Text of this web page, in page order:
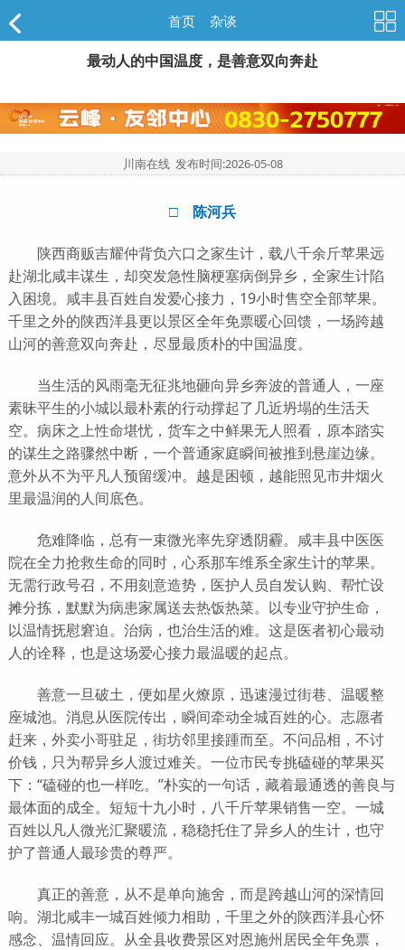
首页 杂谈
最动人的中国温度，是善意双向奔赴
川南在线 发布时间:2026-05-08
□ 陈河兵
陕西商贩吉耀仲背负六口之家生计，载八千余斤苹果远
赴湖北咸丰谋生，却突发急性脑梗塞病倒异乡，全家生计陷
入困境。咸丰县百姓自发爱心接力，19小时售空全部苹果。
千里之外的陕西洋县更以景区全年免票暖心回馈，一场跨越
山河的善意双向奔赴，尽显最质朴的中国温度。
当生活的风雨毫无征兆地砸向异乡奔波的普通人，一座
素昧平生的小城以最朴素的行动撑起了几近坍塌的生活天
空。病床之上性命堪忧，货车之中鲜果无人照看，原本踏实
的谋生之路骤然中断，一个普通家庭瞬间被推到悬崖边缘。
意外从不为平凡人预留缓冲。越是困顿，越能照见市井烟火
里最温润的人间底色。
危难降临，总有一束微光率先穿透阴霾。咸丰县中医医
院在全力抢救生命的同时，心系那车维系全家生计的苹果。
无需行政号召，不用刻意造势，医护人员自发认购、帮忙设
摊分拣，默默为病患家属送去热饭热菜。以专业守护生命，
以温情抚慰窘迫。治病，也治生活的难。这是医者初心最动
人的诠释，也是这场爱心接力最温暖的起点。
善意一旦破土，便如星火燎原，迅速漫过街巷、温暖整
座城池。消息从医院传出，瞬间牵动全城百姓的心。志愿者
赶来，外卖小哥驻足，街坊邻里接踵而至。不问品相，不讨
价钱，只为帮异乡人渡过难关。一位市民专挑磕碰的苹果买
下：“磕碰的也一样吃。”朴实的一句话，藏着最通透的善良与
最体面的成全。短短十九小时，八千斤苹果销售一空。一城
百姓以凡人微光汇聚暖流，稳稳托住了异乡人的生计，也守
护了普通人最珍贵的尊严。
真正的善意，从不是单向施舍，而是跨越山河的深情回
响。湖北咸丰一城百姓倾力相助，千里之外的陕西洋县心怀
感念、温情回应。从全县收费景区对恩施州居民全年免票，